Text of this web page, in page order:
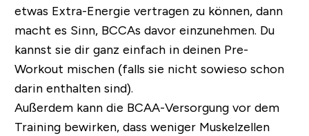
etwas Extra-Energie vertragen zu können, dann
macht es Sinn, BCCAs davor einzunehmen. Du
kannst sie dir ganz einfach in deinen Pre-
Workout mischen (falls sie nicht sowieso schon
darin enthalten sind).
Außerdem kann die BCAA-Versorgung vor dem
Training bewirken, dass weniger Muskelzellen